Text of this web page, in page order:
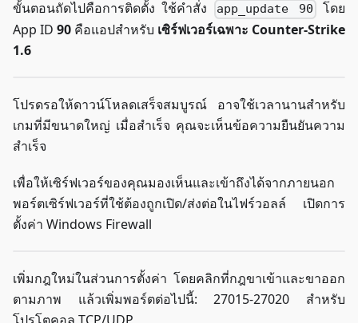
ขั้นตอนถัดไปคือการติดตั้ง ใช้คำสั่ง app_update 90
โดย
App ID 90 คือแอปสำหรับ เซิร์ฟเวอร์เฉพาะ Counter-Strike
1.6
โปรดรอให้ดาวน์โหลดเสร็จสมบูรณ์ อาจใช้เวลานานสำหรับ
เกมที่มีขนาดใหญ่ เมื่อสำเร็จ คุณจะเห็นข้อความยืนยันความ
สำเร็จ
เพื่อให้เซิร์ฟเวอร์ของคุณมองเห็นและเข้าถึงได้จากภายนอก
พอร์ตเซิร์ฟเวอร์ที่ใช้ต้องถูกเปิด/ส่งต่อในไฟร์วอลล์ เปิดการ
ตั้งค่า Windows Firewall
เพิ่มกฎใหม่ในส่วนการตั้งค่า โดยคลิกที่กฎขาเข้าและขาออก
ตามภาพ แล้วเพิ่มพอร์ตต่อไปนี้: 27015-27020 สำหรับ